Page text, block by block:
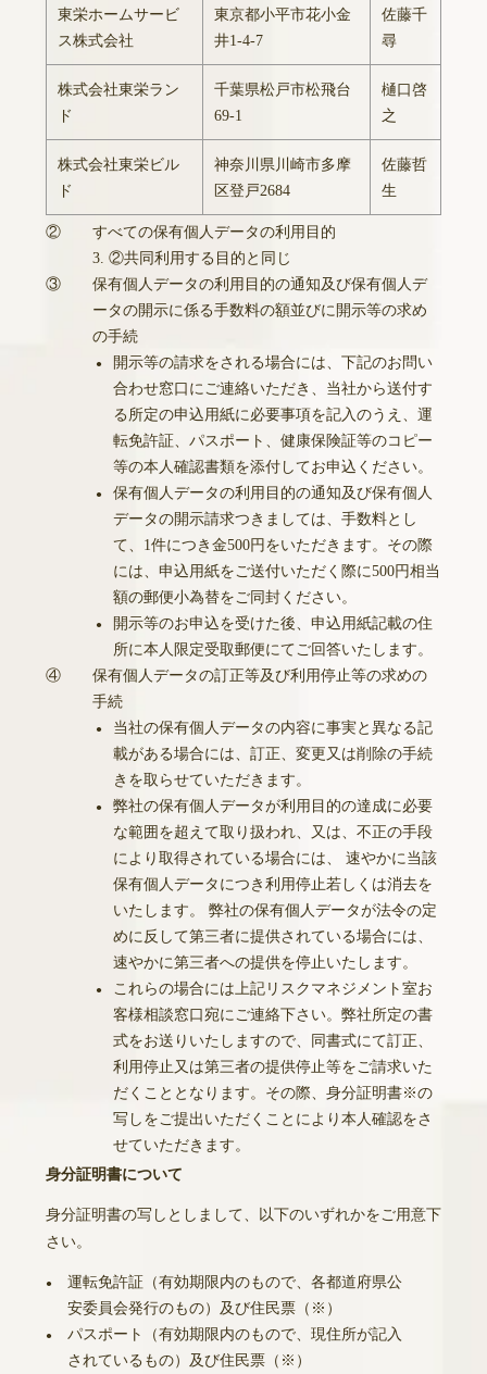
東栄ホームサービ
ス株式会社
東京都小平市花小金
井1-4-7
佐藤千
尋
株式会社東栄ラン
ド
千葉県松戸市松飛台
69-1
樋口啓
之
株式会社東栄ビル
ド
神奈川県川崎市多摩
区登戸2684
佐藤哲
生
②
すべての保有個人データの利用目的
3. ②共同利用する目的と同じ
③
保有個人データの利用目的の通知及び保有個人デ
ータの開示に係る手数料の額並びに開示等の求め
の手続
●
開示等の請求をされる場合には、下記のお問い
合わせ窓口にご連絡いただき、当社から送付す
る所定の申込用紙に必要事項を記入のうえ、運
転免許証、パスポート、健康保険証等のコピー
等の本人確認書類を添付してお申込ください。
●
保有個人データの利用目的の通知及び保有個人
データの開示請求つきましては、手数料とし
て、1件につき金500円をいただきます。その際
には、申込用紙をご送付いただく際に500円相当
額の郵便小為替をご同封ください。
●
開示等のお申込を受けた後、申込用紙記載の住
所に本人限定受取郵便にてご回答いたします。
④
保有個人データの訂正等及び利用停止等の求めの
手続
●
当社の保有個人データの内容に事実と異なる記
載がある場合には、訂正、変更又は削除の手続
きを取らせていただきます。
●
弊社の保有個人データが利用目的の達成に必要
な範囲を超えて取り扱われ、又は、不正の手段
により取得されている場合には、 速やかに当該
保有個人データにつき利用停止若しくは消去を
いたします。 弊社の保有個人データが法令の定
めに反して第三者に提供されている場合には、
速やかに第三者への提供を停止いたします。
●
これらの場合には上記リスクマネジメント室お
客様相談窓口宛にご連絡下さい。弊社所定の書
式をお送りいたしますので、同書式にて訂正、
利用停止又は第三者の提供停止等をご請求いた
だくこととなります。その際、身分証明書※の
写しをご提出いただくことにより本人確認をさ
せていただきます。
身分証明書について
身分証明書の写しとしまして、以下のいずれかをご用意下
さい。
●
運転免許証（有効期限内のもので、各都道府県公
安委員会発行のもの）及び住民票（※）
●
パスポート（有効期限内のもので、現住所が記入
されているもの）及び住民票（※）